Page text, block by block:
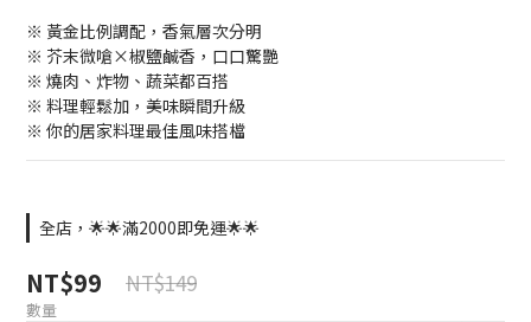
※ 黃金比例調配，香氣層次分明
※ 芥末微嗆×椒鹽鹹香，口口驚艷
※ 燒肉、炸物、蔬菜都百搭
※ 料理輕鬆加，美味瞬間升級
※ 你的居家料理最佳風味搭檔
全店，🌟🌟滿2000即免運🌟🌟
NT$99 NT$149
數量